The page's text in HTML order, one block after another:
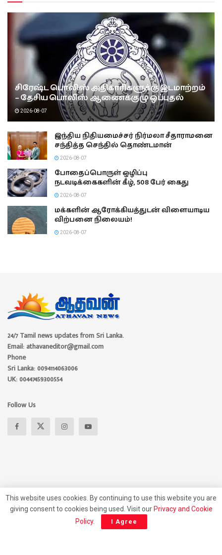
சிரேஷ்ட பொலிஸ் அதிகாரிகளுக்கு இடமாற்றம்
– தேசிய பொலிஸ் ஆணைக்குழு ஒப்புதல்
2026-08-07
இந்திய நிதியமைச்சர் நிர்மலா சீதாராமனை
சந்தித்த செந்தில் தொண்டமான்
2026-08-07
போதைப்பொருள் ஒழிப்பு
நடவடிக்கைகளின் கீழ், 508 பேர் கைது
2026-08-07
மக்களின் ஆரோக்கியத்துடன் விளையாடிய
விற்பனை நிலையம்!
2026-08-07
24/7 Tamil news updates from Sri Lanka.
Email: athavaneditor@gmail.com
Phone
Sri Lanka: 0094114063006
UK: 00447459300554
Follow Us
About Privacy Policy Contact Us
This website uses cookies. By continuing to use this website you are
giving consent to cookies being used. Visit our Privacy and Cookie
Policy. I Agree